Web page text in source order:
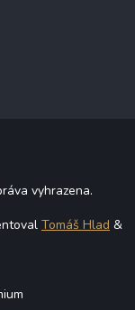
vyhrazena.
Tomáš Hlad &